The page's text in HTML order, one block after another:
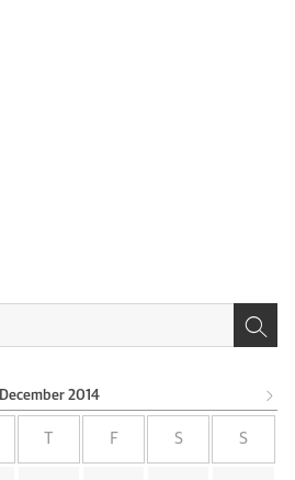
December 2014
F S S